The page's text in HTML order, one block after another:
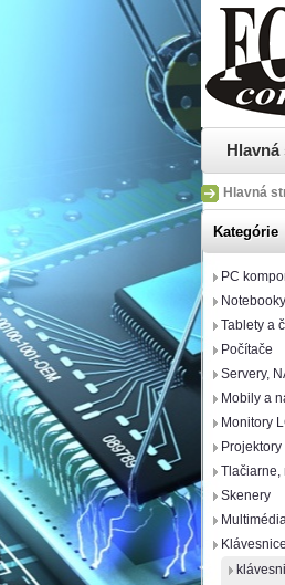
Hlavná
Hlavná
Kategórie
PC
Notebooky
Tablety a
Počítače
Servery,
Mobily a
Monitory
Projektory
Tlačiarne,
Skenery